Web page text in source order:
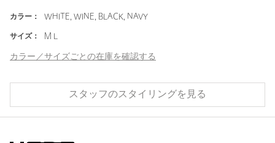
カラー： WHITE, WINE, BLACK, NAVY
サイズ： M L
カラー／サイズごとの在庫を確認する
スタッフのスタイリングを見る